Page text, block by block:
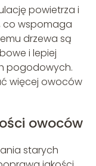
powietrza i
co wspomaga
drzewa są
i lepiej
pogodowych.
więcej owoców
owoców
starych